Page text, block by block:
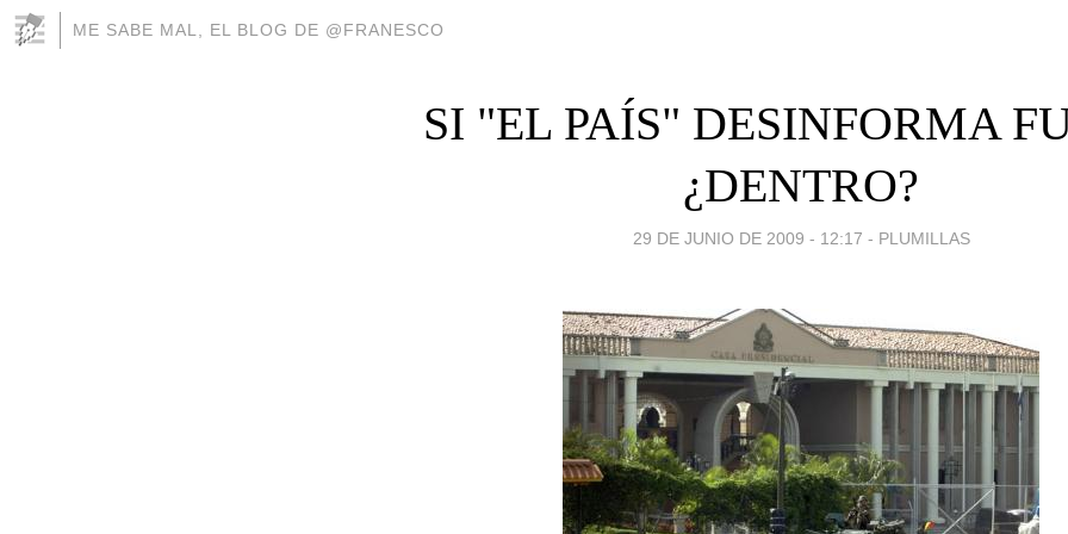
ME SABE MAL, EL BLOG DE @FRANESCO
SI "EL PAÍS" DESINFORMA
¿DENTRO?
29 DE JUNIO DE 2009 - 12:17 - PLUMILLAS